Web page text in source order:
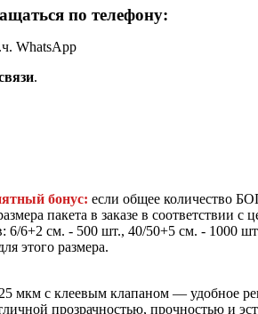
по телефону:
WhatsApp
.
бонус: если общее количество
пакета в заказе в соответствии
6+2 см. - 500 шт., 40/50+5 см. - 1000
этого размера.
с клеевым клапаном — удобное
прозрачностью, прочностью и